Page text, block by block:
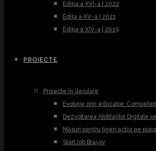
Ediția a XVI-a | 2022
Edița a XV-a | 2021
Ediția a XIV-a | 2019
PROIECTE
Proiecte în derulare
Evoluție prin educație:
Dezvoltarea Abilităților Digitale
Măsuri pentru tineri activi pe
StartJob Brașov